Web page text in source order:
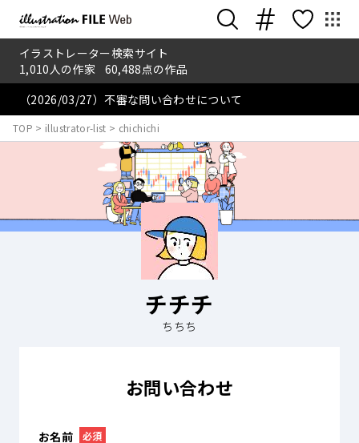
イラストレーター検索サイト
1,010人の作家 60,488点の作品
（2026/03/27）不審な問い合わせについて
TOP > illustrator-list > chichichi
チチチ
ちちち
お問い合わせ
お名前 必須